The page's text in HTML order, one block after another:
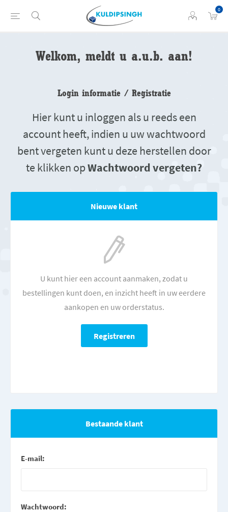
0
Welkom, meldt u a.u.b. aan!
Login informatie / Registratie
Hier kunt u inloggen als u reeds een
account heeft, indien u uw wachtwoord
bent vergeten kunt u deze herstellen door
te klikken opWachtwoord vergeten?
Nieuwe klant
U kunt hier een account aanmaken, zodat u
bestellingen kunt doen, en inzicht heeft in uw eerdere
aankopen en uw orderstatus.
Bestaande klant
E-mail:
Wachtwoord: